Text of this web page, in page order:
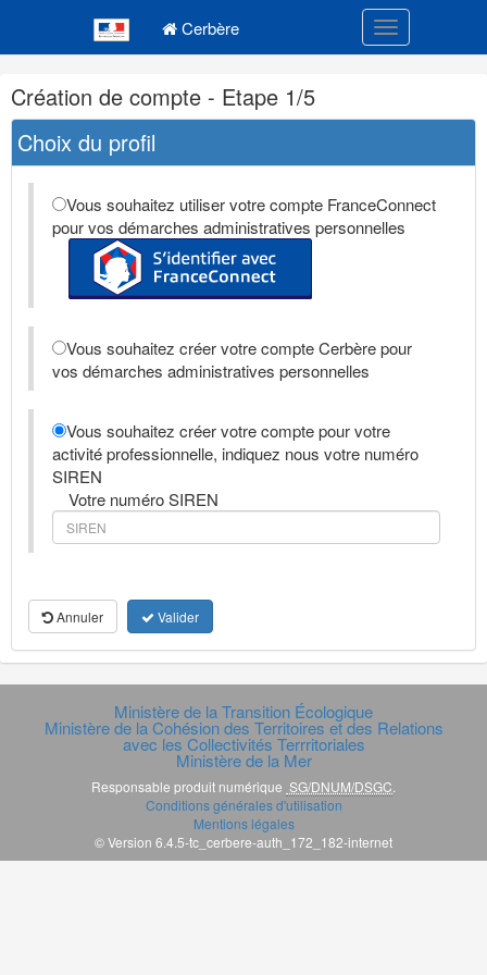
Cerbère Toggle
Navigation
et
outils
annexes
Création de compte - Etape 1/5
Choix du profil
Vous souhaitez utiliser votre compte FranceConnect
pour vos démarches administratives personnelles
Vous souhaitez créer votre compte Cerbère pour
vos démarches administratives personnelles
Vous souhaitez créer votre compte pour votre
activité professionnelle, indiquez nous votre numéro
SIREN
Votre numéro SIREN
Annuler Valider
Ministère de la Transition Écologique
Ministère de la Cohésion des Territoires et des Relations
avec les Collectivités Terrritoriales
Ministère de la Mer
Responsable produit numérique SG/DNUM/DSGC
Conditions générales d'utilisation
Mentions légales
© Version 6.4.5-tc_cerbere-auth_172_182-internet